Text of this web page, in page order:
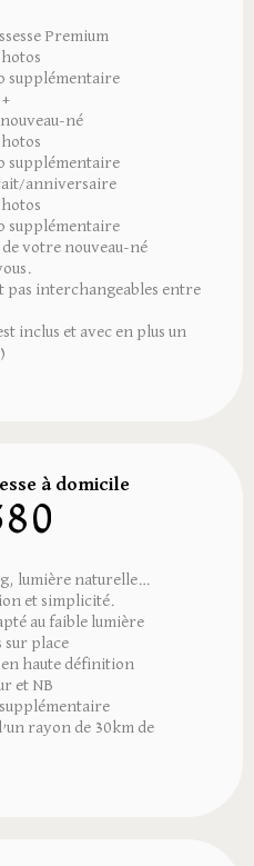
Premium
supplémentaire
+
né
supplémentaire
anniversaire
supplémentaire
de votre nouveau-né
pas interchangeables entre
inclus et avec en plus un
à domicile
lumière naturelle…
et simplicité.
au faible lumière
sur place
haute définition
et NB
rayon de 30km de